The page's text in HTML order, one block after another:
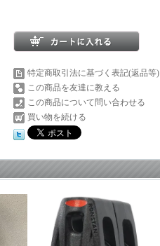
特定商取引法に基づく表記(返品等)
この商品を友達に教える
この商品について問い合わせる
買い物を続ける